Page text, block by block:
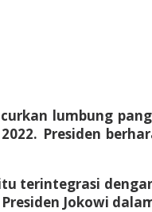
lumbung
Presiden
terintegrasi
Jokowi